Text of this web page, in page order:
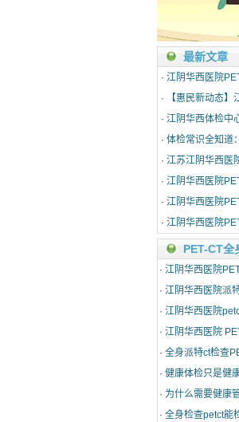
最新文章
· 江阴华西医院
·
【惠民新动态】
· 江阴华西体检中
· 体检常识全知道
· 江苏江阴华西医
· 江阴华西医院
· 江阴华西医院
· 江阴华西医院
PET-CT全
· 江阴华西医院
· 江阴华西医院派
· 江阴华西医院
· 江阴华西医院
· 全身派特ct检查
· 健康体检只是健
· 为什么需要健康
· 全身检查petct能